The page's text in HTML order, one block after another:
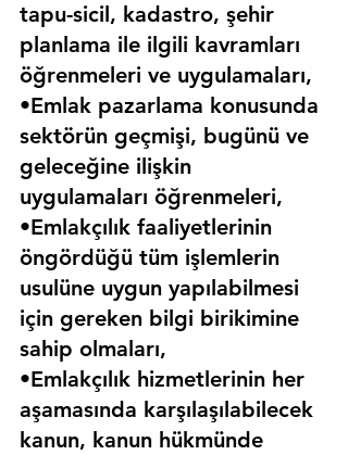
tapu-sicil, kadastro, şehir
planlama ile ilgili kavramları
öğrenmeleri ve uygulamaları,
•Emlak pazarlama konusunda
sektörün geçmişi, bugünü ve
geleceğine ilişkin
uygulamaları öğrenmeleri,
•Emlakçılık faaliyetlerinin
öngördüğü tüm işlemlerin
usulüne uygun yapılabilmesi
için gereken bilgi birikimine
sahip olmaları,
•Emlakçılık hizmetlerinin her
aşamasında karşılaşılabilecek
kanun, kanun hükmünde